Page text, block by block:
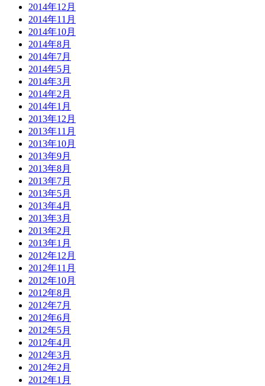
2014年12月
2014年11月
2014年10月
2014年8月
2014年7月
2014年5月
2014年3月
2014年2月
2014年1月
2013年12月
2013年11月
2013年10月
2013年9月
2013年8月
2013年7月
2013年5月
2013年4月
2013年3月
2013年2月
2013年1月
2012年12月
2012年11月
2012年10月
2012年8月
2012年7月
2012年6月
2012年5月
2012年4月
2012年3月
2012年2月
2012年1月